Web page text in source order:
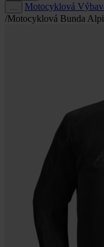
Motocyklová
/Motocyklová Bunda